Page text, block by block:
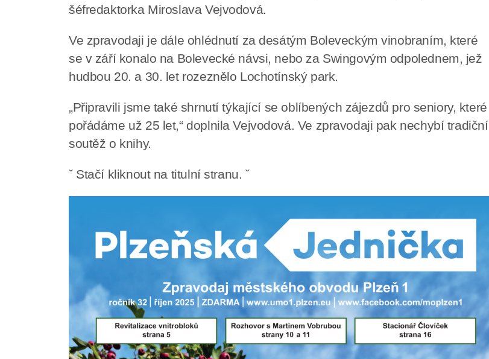
šéfredaktorka Miroslava Vejvodová.
Ve zpravodaji je dále ohlédnutí za desátým Boleveckým vinobraním, které
se v září konalo na Bolevecké návsi, nebo za Swingovým odpolednem, jež
hudbou 20. a 30. let rozeznělo Lochotínský park.
„Připravili jsme také shrnutí týkající se oblíbených zájezdů pro seniory, které
pořádáme už 25 let,“ doplnila Vejvodová. Ve zpravodaji pak nechybí tradiční
soutěž o knihy.
ˇ Stačí kliknout na titulní stranu. ˇ